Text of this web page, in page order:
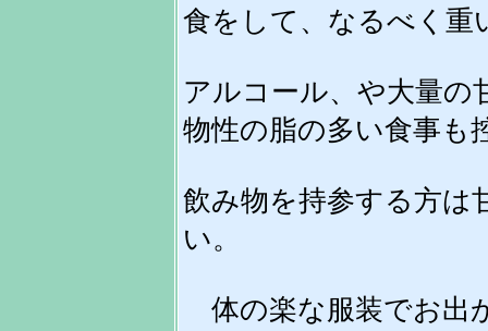
食をして、なるべく重
アルコール、や大量の
物性の脂の多い食事も
飲み物を持参する方は
い。
体の楽な服装でお出